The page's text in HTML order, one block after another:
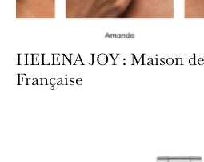
HELENA JOY : Maison
Française